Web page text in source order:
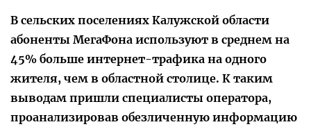
В сельских поселениях Калужской области
абоненты МегаФона используют в среднем на
45% больше интернет-трафика на одного
жителя, чем в областной столице. К таким
выводам пришли специалисты оператора,
проанализировав обезличенную информацию